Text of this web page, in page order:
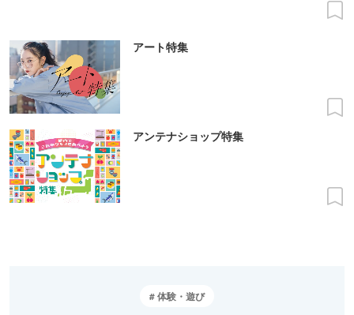
アート特集
アンテナショップ特集
体験・遊び